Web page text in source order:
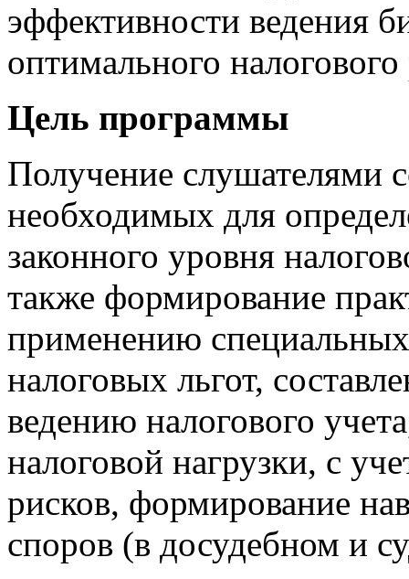
эффективности ведения
оптимального
Цель программы
Получение слушателями
необходимых для
законного уровня
также формирование
применению
налоговых льгот,
ведению налогового
налоговой нагрузки, с
рисков, формирование
споров (в досудебном и